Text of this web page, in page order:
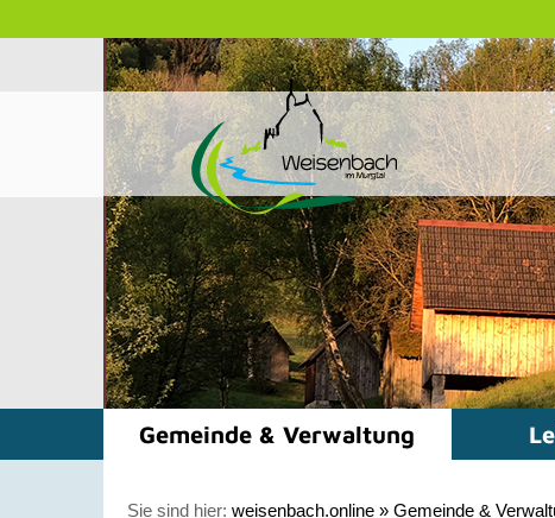
Gemeinde & Verwaltung
Sie sind hier: weisenbach.online » Gemeinde &